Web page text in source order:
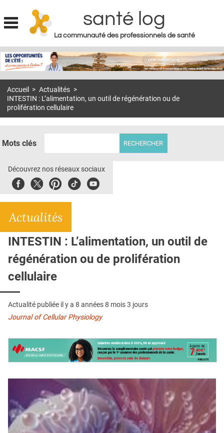
Jump to navigation
santé log
La communauté des professionnels de santé
MON COMPTE
S'ABONNER À LA REVUE SOIN À DOMICILE
E-REVUE SAD
THÉMA
CRÉDITS
Accueil > Actualités >
INTESTIN : L’alimentation, un outil de régénération ou de
prolifération cellulaire
Mots clés
Découvrez nos réseaux sociaux
FacebookTwitterPinterest
TiktokYoubute
Actualités
INTESTIN : L’alimentation, un outil de
régénération ou de prolifération
cellulaire
Actualité publiée il y a 8 années 8 mois 3 jours
Journal of Cellular Physiology